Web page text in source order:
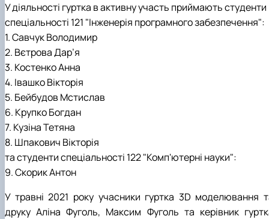
У діяльності гуртка в активну участь приймають студенти
спеціальності 121 "Інженерія програмного забезпечення":
1. Савчук Володимир
2. Вєтрова Дар’я
3. Костенко Анна
4. Івашко Вікторія
5. Бейбудов Мстислав
6. Крупко Богдан
7. Кузіна Тетяна
8. Шпакович Вікторія
та студенти спеціальності 122 "Комп'ютерні науки":
9. Скорик Антон
У травні 2021 року учасники гуртка 3D моделювання
друку Аліна Фуголь, Максим Фуголь та керівник